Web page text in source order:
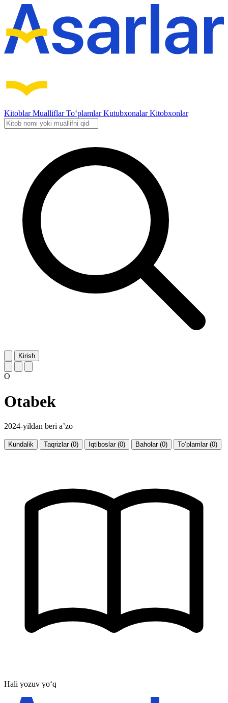
KitoblarMualliflarTo‘plamlarKutubxonalarKitobxonlar
Kirish
O
Otabek
2024-yildan beri a’zo
Kundalik Taqrizlar (0) Iqtiboslar (0) Baholar (0) To‘plamlar (0)
Hali yozuv yo‘q